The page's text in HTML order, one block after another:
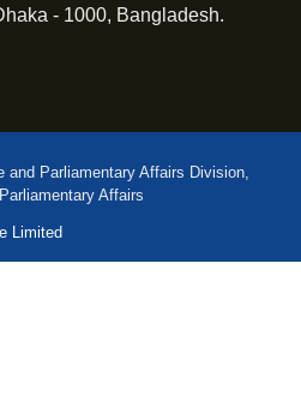
- 1000, Bangladesh.
Parliamentary Affairs Division,
Affairs
Limited